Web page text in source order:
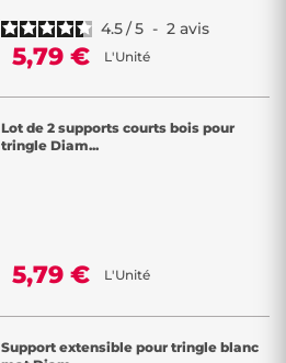
4.5/5 - 2 avis
5,79 € L'Unité
Lot de 2 supports courts bois pour
tringle Diam...
5,79 € L'Unité
Support extensible pour tringle blanc